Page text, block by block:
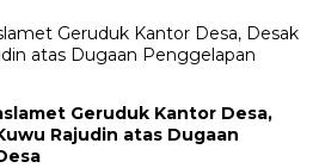
Geruduk Kantor Desa,
Rajudin atas Dugaan